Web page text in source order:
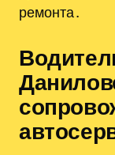
ремонта․